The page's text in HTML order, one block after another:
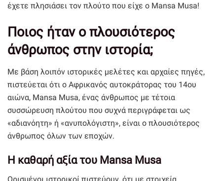
έχετε πλησιάσει τον πλούτο που είχε ο Mansa Musa!
Ποιος ήταν ο πλουσιότερος
άνθρωπος στην ιστορία;
Με βάση λοιπόν ιστορικές μελέτες και αρχαίες πηγές,
πιστεύεται ότι ο Αφρικανός αυτοκράτορας του 14ου
αιώνα, Mansa Musa, ένας άνθρωπος με τέτοια
συσσώρευση πλούτου που συχνά περιγράφεται ως
«αδιανόητη» ή «ανυπολόγιστη», είναι ο πλουσιότερος
άνθρωπος όλων των εποχών.
Η καθαρή αξία του Mansa Musa